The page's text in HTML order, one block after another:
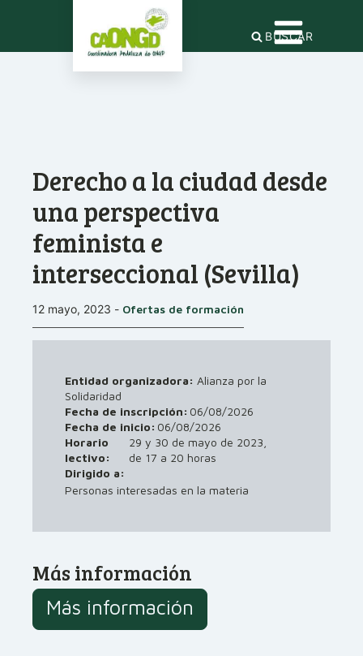
BUSCAR
Derecho a la ciudad desde
una perspectiva
feminista e
interseccional (Sevilla)
12 mayo, 2023 - Ofertas de formación
Entidad organizadora: Alianza por la
Solidaridad
Fecha de inscripción: 06/08/2026
Fecha de inicio: 06/08/2026
Horario
lectivo:
29 y 30 de mayo de 2023,
de 17 a 20 horas
Dirigido a:
Personas interesadas en la materia
Más información
Más información